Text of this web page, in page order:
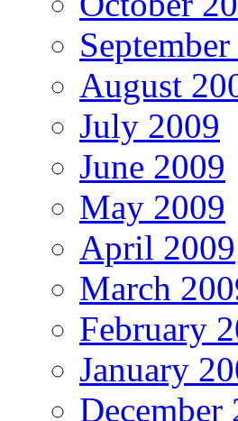
August
July 2009
June 2009
May 2009
April 2009
March
February
January
December